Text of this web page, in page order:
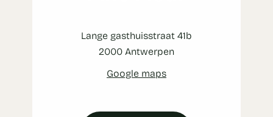
Lange gasthuisstraat 41b
2000 Antwerpen
Google maps